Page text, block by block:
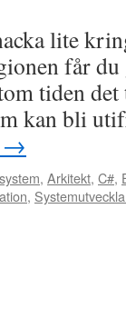
lite
får
tiden
kan bli
→
, Arkitekt, C#,
,